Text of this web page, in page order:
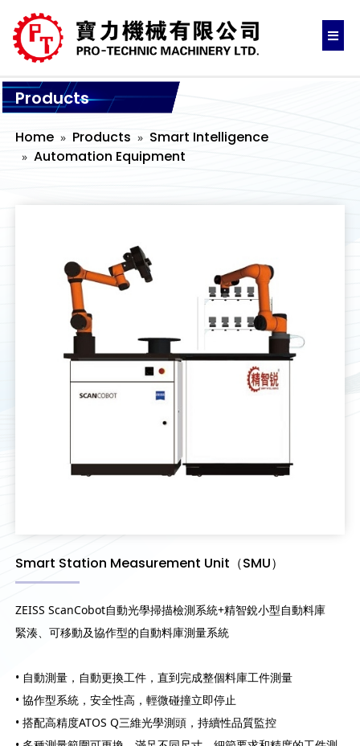
Products
Home Products
Smart Intelligence
Automation Equipment
Smart Station Measurement Unit（SMU）
ZEISS ScanCobot自動光學掃描檢測系統+精智銳小型自動料庫
緊湊、可移動及協作型的自動料庫測量系統
• 自動測量，自動更換工件，直到完成整個料庫工件測量
• 協作型系統，安全性高，輕微碰撞立即停止
• 搭配高精度ATOS Q三維光學測頭，持續性品質監控